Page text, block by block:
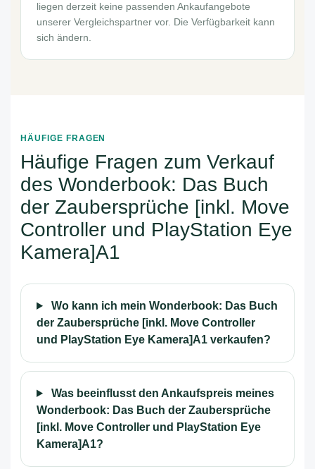
liegen derzeit keine passenden Ankaufangebote
unserer Vergleichspartner vor. Die Verfügbarkeit kann
sich ändern.
HÄUFIGE FRAGEN
Häufige Fragen zum Verkauf
des Wonderbook: Das Buch
der Zaubersprüche [inkl. Move
Controller und PlayStation Eye
Kamera]A1
Wo kann ich mein Wonderbook: Das Buch
der Zaubersprüche [inkl. Move Controller
und PlayStation Eye Kamera]A1 verkaufen?
Was beeinflusst den Ankaufspreis meines
Wonderbook: Das Buch der Zaubersprüche
[inkl. Move Controller und PlayStation Eye
Kamera]A1?